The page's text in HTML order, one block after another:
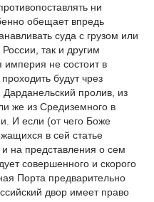
ни
обещает впредь
суда с грузом или
так и другим
не состоит в
будут чрез
Дарданельский пролив, из
же из Средиземного в
И если (от чего Боже
в сей статье
на представления о сем
совершенного и скорого
Порта предварительно
двор имеет право